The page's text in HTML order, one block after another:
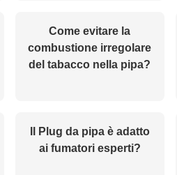
Come evitare la
combustione irregolare
del tabacco nella pipa?
Il Plug da pipa è adatto
ai fumatori esperti?